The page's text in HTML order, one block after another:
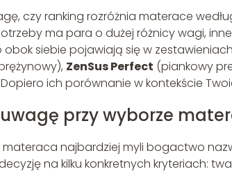
czy ranking rozróżnia materace
ma para o dużej różnicy wagi,
siebie pojawiają się w
ZenSus Perfect (piankowy
ich porównanie w kontekście
przy wyborze
najbardziej myli bogactwo
na kilku konkretnych kryteriach: